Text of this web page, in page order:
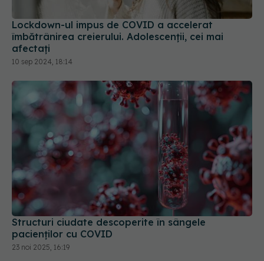
Lockdown-ul impus de COVID a accelerat
îmbătrânirea creierului. Adolescenții, cei mai
afectați
10 sep 2024, 18:14
Structuri ciudate descoperite în sângele
pacienților cu COVID
23 noi 2025, 16:19